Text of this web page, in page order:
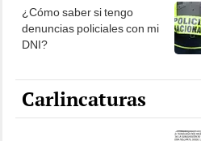
la ONPE
¿Cómo saber si tengo
denuncias policiales con mi
DNI?
Carlincaturas